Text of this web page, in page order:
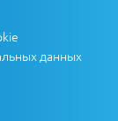
данных